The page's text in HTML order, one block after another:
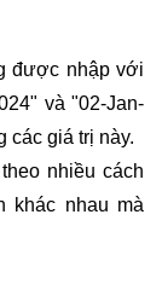
được nhập với
và "02-Jan-
các giá trị này.
nhiều cách
khác nhau mà